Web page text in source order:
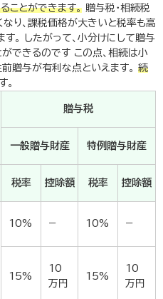
ことができます。 贈与税・相続税
り、課税価格が大きいと税率も高
。 したがって、小分けにして贈与
できるのです この点、相続は小
贈与が有利な点といえます。 続
。
贈与税
一般贈与財産 特例贈与財産
税率 控除額 税率 控除額
10% − 10% −
15%
10
万円
15%
10
万円